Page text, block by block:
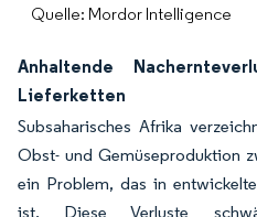
Quelle: Mordor Intelligence
Anhaltende
Lieferketten
Subsaharisches Afrika
Obst- und Gemüseproduktion
ein Problem, das in
ist. Diese Verluste